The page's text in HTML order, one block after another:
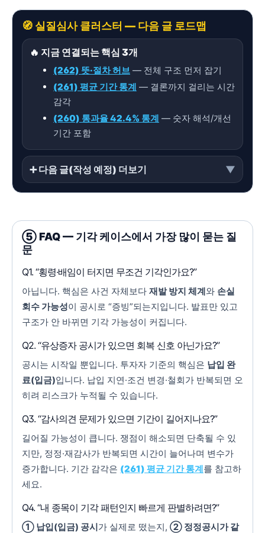
🧭 실질심사 클러스터 — 다음 글 로드맵
🔥 지금 연결되는 핵심 3개
(262) 뜻·절차 허브 — 전체 구조 먼저 잡기
(261) 평균 기간 통계 — 결론까지 걸리는 시간
감각
(260) 통과율 42.4% 통계 — 숫자 해석/개선
기간 포함
➕ 다음 글(작성 예정) 더보기 ▼
⑤ FAQ — 기각 케이스에서 가장 많이 묻는 질
문
Q1. “횡령·배임이 터지면 무조건 기각인가요?”
아닙니다. 핵심은 사건 자체보다 재발 방지 체계와 손실
회수 가능성이 공시로 “증빙”되는지입니다. 발표만 있고
구조가 안 바뀌면 기각 가능성이 커집니다.
Q2. “유상증자 공시가 있으면 회복 신호 아닌가요?”
공시는 시작일 뿐입니다. 투자자 기준의 핵심은 납입 완
료(입금)입니다. 납입 지연·조건 변경·철회가 반복되면 오
히려 리스크가 누적될 수 있습니다.
Q3. “감사의견 문제가 있으면 기간이 길어지나요?”
길어질 가능성이 큽니다. 쟁점이 해소되면 단축될 수 있
지만, 정정·재감사가 반복되면 시간이 늘어나며 변수가
증가합니다. 기간 감각은 (261) 평균 기간 통계를 참고하
세요.
Q4. “내 종목이 기각 패턴인지 빠르게 판별하려면?”
① 납입(입금) 공시가 실제로 떴는지, ② 정정공시가 같